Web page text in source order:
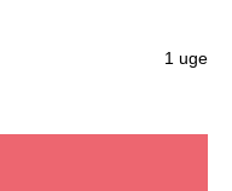
1 uge